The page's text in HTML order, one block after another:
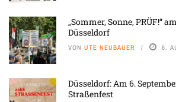
„Sommer, Sonne, PRÜF!“
Düsseldorf
VON UTE NEUBAUER 6.
Düsseldorf: Am 6.
Straßenfest